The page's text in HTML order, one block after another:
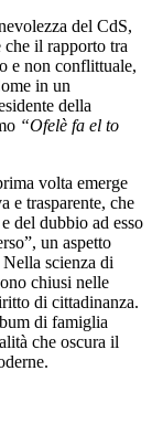
del CdS,
il rapporto tra
e non conflittuale,
in un
della
“Ofelè fa el to
volta emerge
e trasparente, che
del dubbio ad esso
un aspetto
scienza di
chiusi nelle
di cittadinanza.
di famiglia
che oscura il